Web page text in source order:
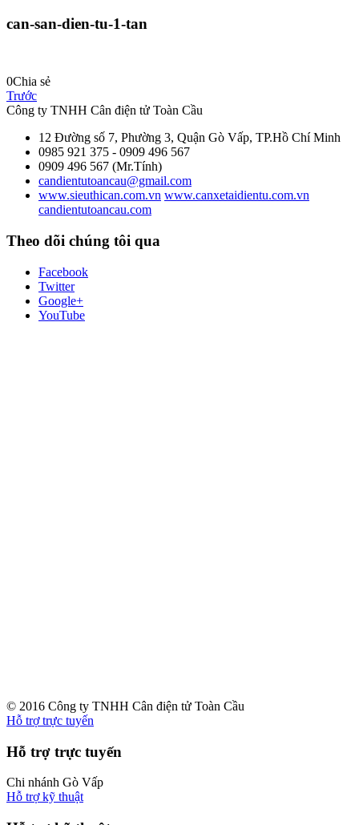
can-san-dien-tu-1-tan
0Chia sẻ
Trước
Công ty TNHH Cân điện tử Toàn Cầu
12 Đường số 7, Phường 3, Quận Gò Vấp, TP.Hồ Chí Minh
0985 921 375 - 0909 496 567
0909 496 567 (Mr.Tính)
candientutoancau@gmail.com
www.sieuthican.com.vn www.canxetaidientu.com.vn
candientutoancau.com
Theo dõi chúng tôi qua
Facebook
Twitter
Google+
YouTube
© 2016 Công ty TNHH Cân điện tử Toàn Cầu
Hỗ trợ trực tuyến
Hỗ trợ trực tuyến
Chi nhánh Gò Vấp
Hỗ trợ kỹ thuật